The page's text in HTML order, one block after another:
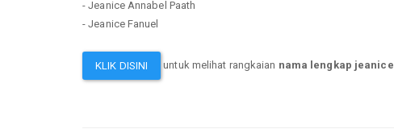
- Jeanice Annabel Paath
- Jeanice Fanuel
KLIK DISINI untuk melihat rangkaian nama lengkap jeanice